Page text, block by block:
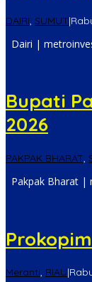
DAIRI, SUMUT|
Dairi |
Bupati
2026
PAKPAK BHARAT,
Pakpak Bharat |
Meranti, RIAU|